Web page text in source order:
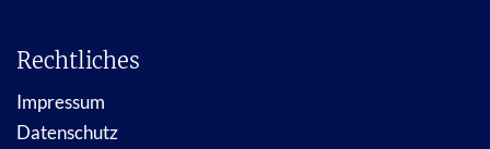
Rechtliches
Impressum
Datenschutz